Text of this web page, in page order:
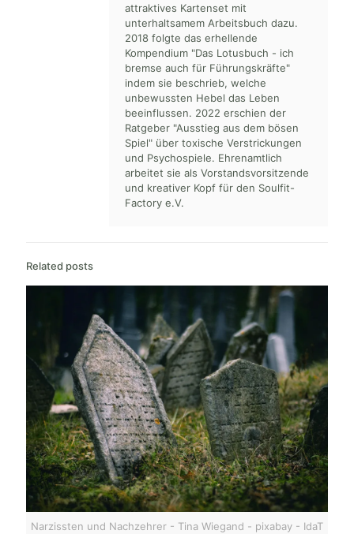
attraktives Kartenset mit
unterhaltsamem Arbeitsbuch dazu.
2018 folgte das erhellende
Kompendium "Das Lotusbuch - ich
bremse auch für Führungskräfte"
indem sie beschrieb, welche
unbewussten Hebel das Leben
beeinflussen. 2022 erschien der
Ratgeber "Ausstieg aus dem bösen
Spiel" über toxische Verstrickungen
und Psychospiele. Ehrenamtlich
arbeitet sie als Vorstandsvorsitzende
und kreativer Kopf für den Soulfit-
Factory e.V.
Related posts
Narzissten und Nachzehrer - Tina Wiegand - pixabay - IdaT